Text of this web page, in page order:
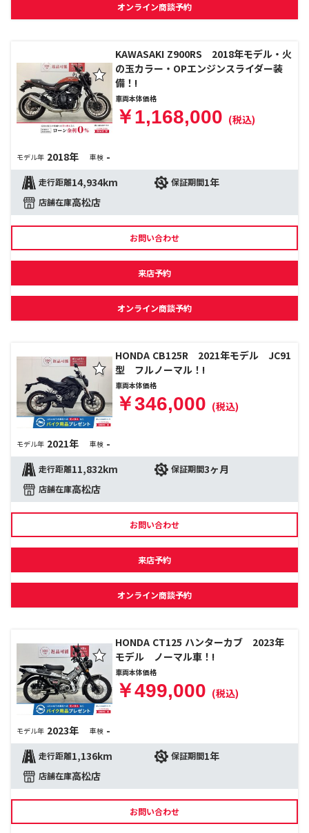
オンライン商談予約
KAWASAKI Z900RS 2018年モデル・火
の玉カラー・OPエンジンスライダー装
備！!
車両本体価格
￥1,168,000 (税込)
モデル年 2018年 車検 -
走行距離14,934km 保証期間1年
店舗在庫高松店
お問い合わせ
来店予約
オンライン商談予約
HONDA CB125R 2021年モデル JC91
型 フルノーマル！!
車両本体価格
￥346,000 (税込)
モデル年 2021年 車検 -
走行距離11,832km 保証期間3ヶ月
店舗在庫高松店
お問い合わせ
来店予約
オンライン商談予約
HONDA CT125 ハンターカブ 2023年
モデル ノーマル車！!
車両本体価格
￥499,000 (税込)
モデル年 2023年 車検 -
走行距離1,136km 保証期間1年
店舗在庫高松店
お問い合わせ